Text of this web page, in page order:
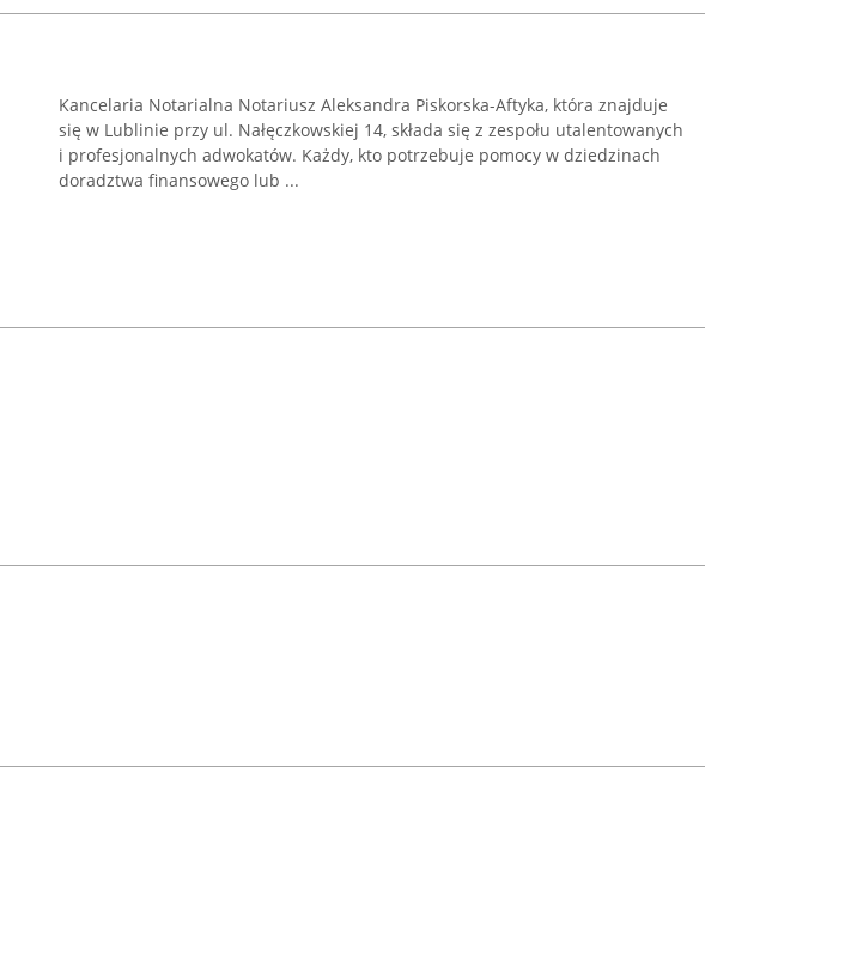
Kancelaria Notarialna Notariusz Aleksandra Piskorska-Aftyka, która znajduje
się w Lublinie przy ul. Nałęczkowskiej 14, składa się z zespołu utalentowanych
i profesjonalnych adwokatów. Każdy, kto potrzebuje pomocy w dziedzinach
doradztwa finansowego lub ...